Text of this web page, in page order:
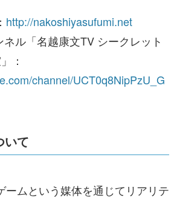
http://nakoshiyasufumi.net
ル「名越康文TV シークレット
：
channel/UCT0q8NipPzU_G
いて
ームという媒体を通じてリアリテ